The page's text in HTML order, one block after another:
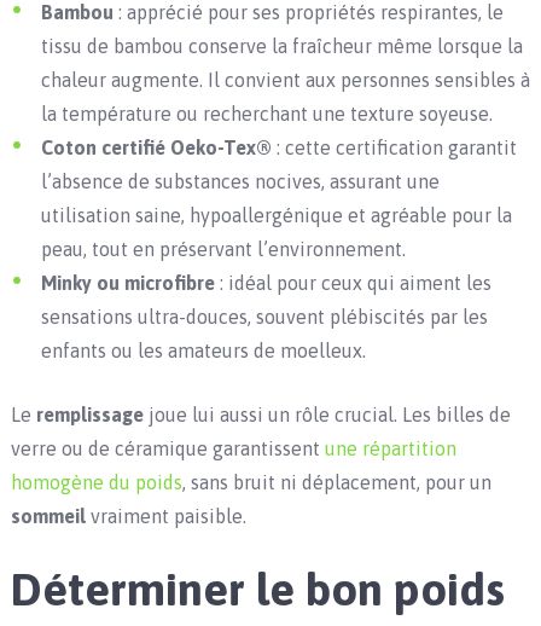
Bambou : apprécié pour ses propriétés respirantes, le
tissu de bambou conserve la fraîcheur même lorsque la
chaleur augmente. Il convient aux personnes sensibles à
la température ou recherchant une texture soyeuse.
Coton certifié Oeko-Tex® : cette certification garantit
l’absence de substances nocives, assurant une
utilisation saine, hypoallergénique et agréable pour la
peau, tout en préservant l’environnement.
Minky ou microfibre: idéal pour ceux qui aiment les
sensations ultra-douces, souvent plébiscités par les
enfants ou les amateurs de moelleux.
Le remplissagejoue lui aussi un rôle crucial. Les billes de
verre ou de céramique garantissent une répartition
homogène du poids, sans bruit ni déplacement, pour un
sommeilvraiment paisible.
Déterminer le bon poids